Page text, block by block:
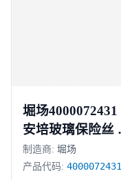
堀场4000072431 6
安培玻璃保险丝 正
品
制造商: 堀场
产品代码: 4000072431